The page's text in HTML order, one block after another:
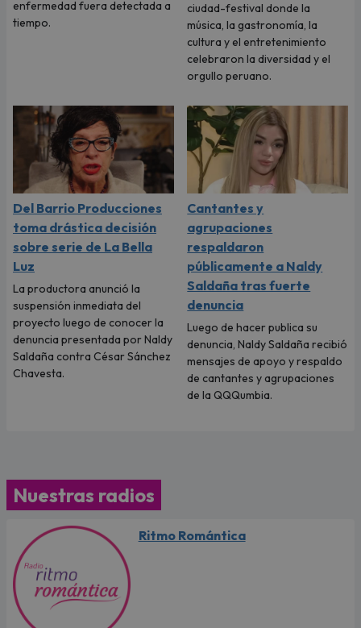
enfermedad fuera detectada a
tiempo.
ciudad-festival donde la
música, la gastronomía, la
cultura y el entretenimiento
celebraron la diversidad y el
orgullo peruano.
Del Barrio Producciones
toma drástica decisión
sobre serie de La Bella
Luz
La productora anunció la
suspensión inmediata del
proyecto luego de conocer la
denuncia presentada por Naldy
Saldaña contra César Sánchez
Chavesta.
Cantantes y
agrupaciones
respaldaron
públicamente a Naldy
Saldaña tras fuerte
denuncia
Luego de hacer publica su
denuncia, Naldy Saldaña recibió
mensajes de apoyo y respaldo
de cantantes y agrupaciones
de la QQQumbia.
Nuestras radios
Ritmo Romántica